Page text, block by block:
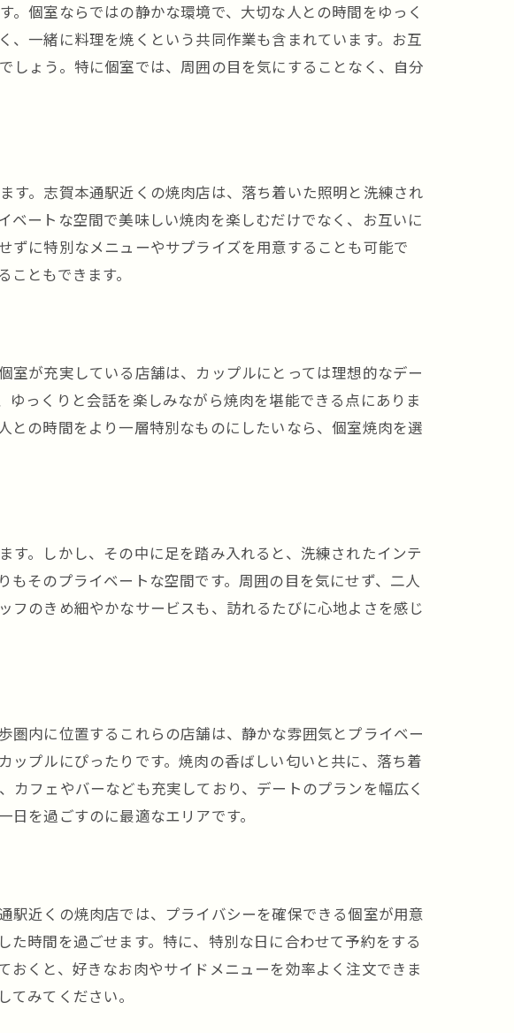
個室ならではの静かな環境で、大切な人との時間をゆっく
一緒に料理を焼くという共同作業も含まれています。お互
しょう。特に個室では、周囲の目を気にすることなく、自分
。志賀本通駅近くの焼肉店は、落ち着いた照明と洗練され
ートな空間で美味しい焼肉を楽しむだけでなく、お互いに
ずに特別なメニューやサプライズを用意することも可能で
ともできます。
が充実している店舗は、カップルにとっては理想的なデー
っくりと会話を楽しみながら焼肉を堪能できる点にありま
の時間をより一層特別なものにしたいなら、個室焼肉を選
。しかし、その中に足を踏み入れると、洗練されたインテ
そのプライベートな空間です。周囲の目を気にせず、二人
のきめ細やかなサービスも、訪れるたびに心地よさを感じ
内に位置するこれらの店舗は、静かな雰囲気とプライベー
ップルにぴったりです。焼肉の香ばしい匂いと共に、落ち着
フェやバーなども充実しており、デートのプランを幅広く
を過ごすのに最適なエリアです。
近くの焼肉店では、プライバシーを確保できる個室が用意
時間を過ごせます。特に、特別な日に合わせて予約をする
くと、好きなお肉やサイドメニューを効率よく注文できま
みてください。